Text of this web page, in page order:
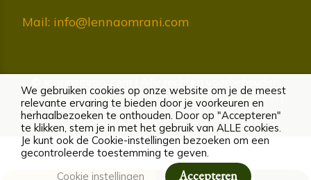
Mail: info@lennaomrani.com
Cookies|Privacybeleid|Algemene voorwaarden|
Disclaimer
We gebruiken cookies op onze website om je de meest
relevante ervaring te bieden door je voorkeuren en
herhaalbezoeken te onthouden. Door op "Accepteren"
te klikken, stem je in met het gebruik van ALLE cookies.
Je kunt ook de Cookie-instellingen bezoeken om een
gecontroleerde toestemming te geven.
Cookie instellingen
Accepteren